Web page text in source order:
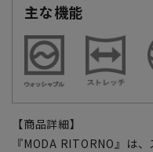
主な機能
【商品詳細】
『MODA RITORNO』は